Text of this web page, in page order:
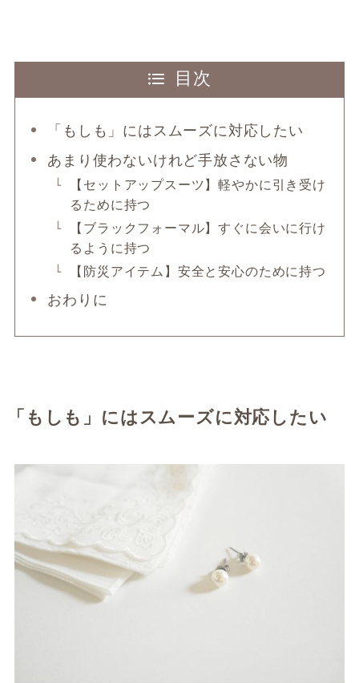
目次
「もしも」にはスムーズに対応したい
あまり使わないけれど手放さない物
【セットアップスーツ】軽やかに引き受け
るために持つ
【ブラックフォーマル】すぐに会いに行け
るように持つ
【防災アイテム】安全と安心のために持つ
おわりに
「もしも」にはスムーズに対応したい